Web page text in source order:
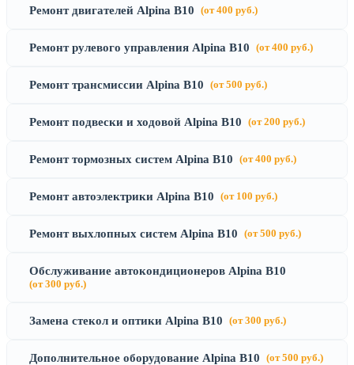
Ремонт двигателей Alpina B10 (от 400 руб.)
Ремонт рулевого управления Alpina B10 (от 400 руб.)
Ремонт трансмиссии Alpina B10 (от 500 руб.)
Ремонт подвески и ходовой Alpina B10 (от 200 руб.)
Ремонт тормозных систем Alpina B10 (от 400 руб.)
Ремонт автоэлектрики Alpina B10 (от 100 руб.)
Ремонт выхлопных систем Alpina B10 (от 500 руб.)
Обслуживание автокондиционеров Alpina B10
(от 300 руб.)
Замена стекол и оптики Alpina B10 (от 300 руб.)
Дополнительное оборудование Alpina B10 (от 500 руб.)